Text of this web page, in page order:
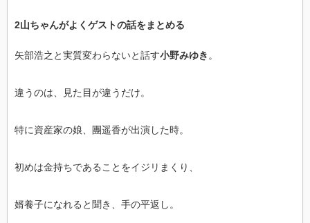
2山ちゃんがよくゲストの話をまとめる
矢部浩之と実質変わらないと話す小野みゆき。
違うのは、見た目が違うだけ。
特に資産家の娘、團遥香が出演した時。
初めは金持ちであることをイジリまくり、
婿養子になれると聞き、手の平返し。